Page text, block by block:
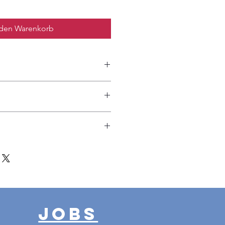
Warenkorb
Nein
Nein
Euro
Jobs